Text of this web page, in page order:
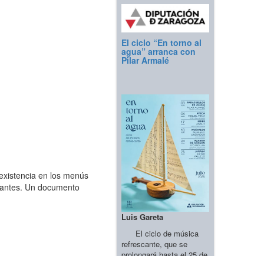
en los menús
Un documento
El ciclo “En torno al
agua” arranca con
Pilar Armalé
Luis Gareta
El ciclo de música
refrescante, que se